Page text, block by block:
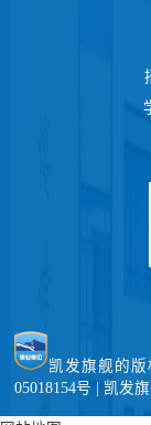
凯发旗舰的
05018154号 | 凯发